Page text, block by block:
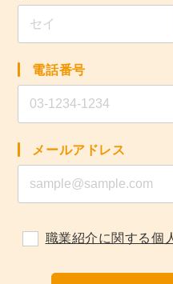
電話番号
メールアドレス
職業紹介に関する個